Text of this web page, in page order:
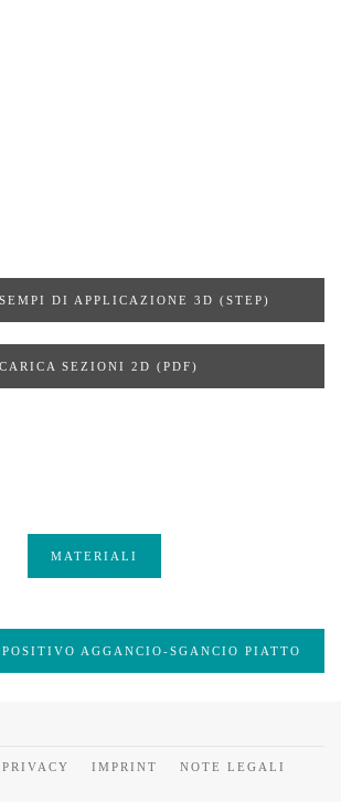
DI APPLICAZIONE 3D (STEP)
SEZIONI 2D (PDF)
MATERIALI
AGGANCIO-SGANCIO PIATTO
PRIVACY IMPRINT NOTE LEGALI